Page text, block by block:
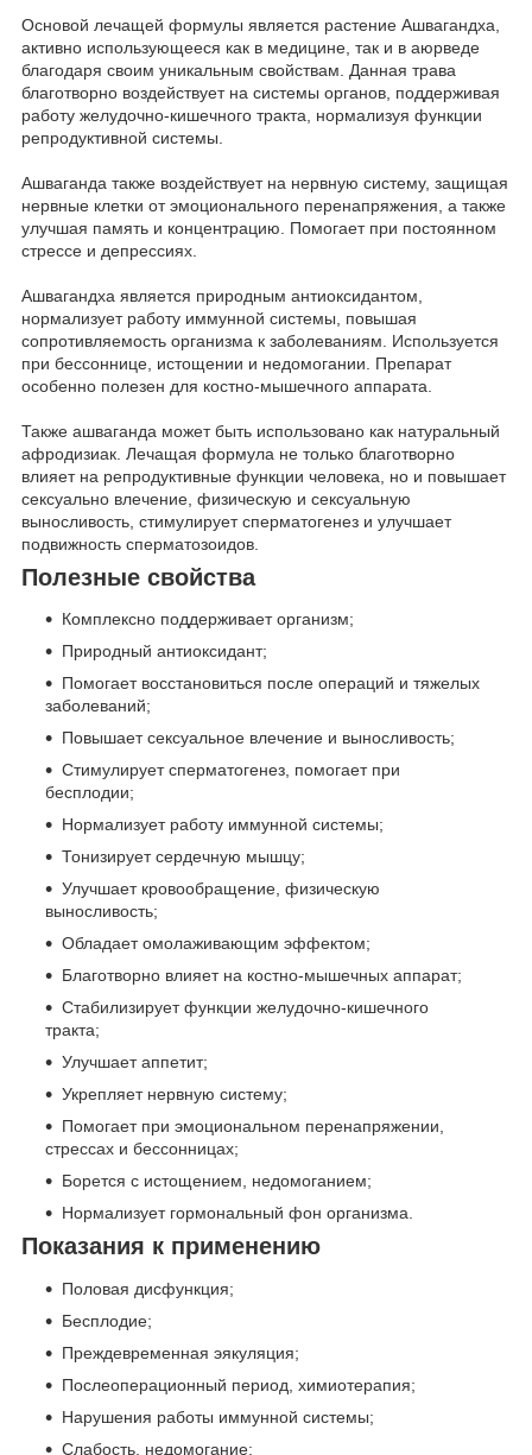
Основой лечащей формулы является растение Ашвагандха,
активно использующееся как в медицине, так и в аюрведе
благодаря своим уникальным свойствам. Данная трава
благотворно воздействует на системы органов, поддерживая
работу желудочно-кишечного тракта, нормализуя функции
репродуктивной системы.
Ашваганда также воздействует на нервную систему, защищая
нервные клетки от эмоционального перенапряжения, а также
улучшая память и концентрацию. Помогает при постоянном
стрессе и депрессиях.
Ашвагандха является природным антиоксидантом,
нормализует работу иммунной системы, повышая
сопротивляемость организма к заболеваниям. Используется
при бессоннице, истощении и недомогании. Препарат
особенно полезен для костно-мышечного аппарата.
Также ашваганда может быть использовано как натуральный
афродизиак. Лечащая формула не только благотворно
влияет на репродуктивные функции человека, но и повышает
сексуально влечение, физическую и сексуальную
выносливость, стимулирует сперматогенез и улучшает
подвижность сперматозоидов.
Полезные свойства
Комплексно поддерживает организм;
Природный антиоксидант;
Помогает восстановиться после операций и тяжелых
заболеваний;
Повышает сексуальное влечение и выносливость;
Стимулирует сперматогенез, помогает при
бесплодии;
Нормализует работу иммунной системы;
Тонизирует сердечную мышцу;
Улучшает кровообращение, физическую
выносливость;
Обладает омолаживающим эффектом;
Благотворно влияет на костно-мышечных аппарат;
Стабилизирует функции желудочно-кишечного
тракта;
Улучшает аппетит;
Укрепляет нервную систему;
Помогает при эмоциональном перенапряжении,
стрессах и бессонницах;
Борется с истощением, недомоганием;
Нормализует гормональный фон организма.
Показания к применению
Половая дисфункция;
Бесплодие;
Преждевременная эякуляция;
Послеоперационный период, химиотерапия;
Нарушения работы иммунной системы;
Слабость, недомогание;